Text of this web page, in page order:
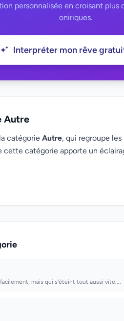
personnalisée en croisant plus
oniriques.
Interpréter mon rêve
Autre
catégorie Autre, qui regroupe
cette catégorie apporte un
mais qui s'éteint tout aussi vite....